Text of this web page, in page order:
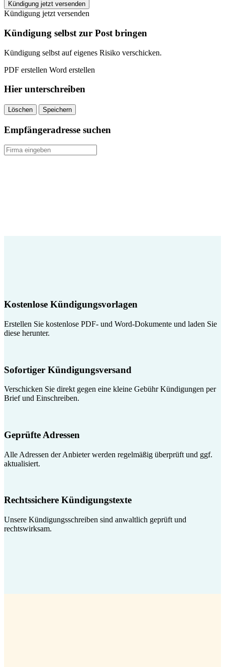
INJOY
Uelzen
kündigen
quantity
Kündigung jetzt versenden
Kündigung jetzt versenden
Kündigung selbst zur Post bringen
Kündigung selbst auf eigenes Risiko verschicken.
PDF erstellen Word erstellen
Hier unterschreiben
Löschen Speichern
Empfängeradresse suchen
Kostenlose Kündigungsvorlagen
Erstellen Sie kostenlose PDF- und Word-Dokumente und laden Sie
diese herunter.
Sofortiger Kündigungsversand
Verschicken Sie direkt gegen eine kleine Gebühr Kündigungen per
Brief und Einschreiben.
Geprüfte Adressen
Alle Adressen der Anbieter werden regelmäßig überprüft und ggf.
aktualisiert.
Rechtssichere Kündigungstexte
Unsere Kündigungsschreiben sind anwaltlich geprüft und
rechtswirksam.